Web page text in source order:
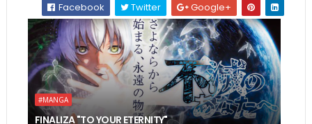
Facebook
Twitter Google+
#MANGA
FINALIZA "TO YOUR ETERNITY"